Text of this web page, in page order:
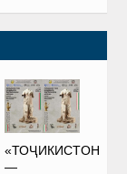
«ТОҶИКИСТОН
—